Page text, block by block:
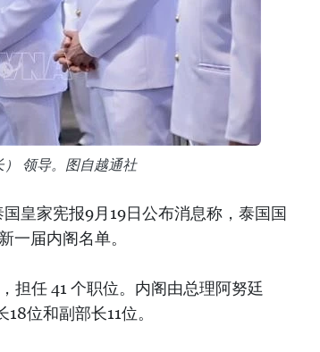
领导。图自越通社
皇家宪报9月19日公布消息称，泰国国
一届内阁名单。
担任 41 个职位。内阁由总理阿努廷
位和副部长11位。